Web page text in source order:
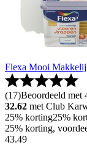
Flexa Mooi
(17)Beoordeeld met
32.62 met Club
25% korting25%
25% korting,
43.49